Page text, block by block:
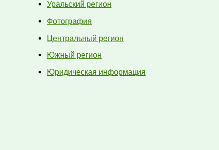
Уральский регион
Фотография
Центральный регион
Южный регион
Юридическая информация